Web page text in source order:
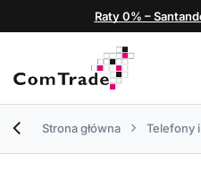
Raty 0% –
Strona główna Telefony